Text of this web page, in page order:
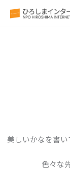
美しいかなを書
色々な